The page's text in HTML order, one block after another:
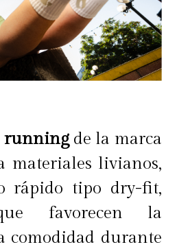
runningde la marca
materiales livianos,
rápido tipo dry-fit,
favorecen la
comodidad durante